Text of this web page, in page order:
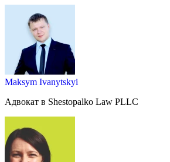
Maksym Ivanytskyi
Адвокат в Shestopalko Law PLLC